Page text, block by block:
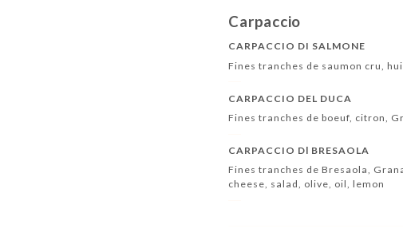
Carpaccio
CARPACCIO DI SALMONE
Fines tranches de saumon cru,
CARPACCIO DEL DUCA
Fines tranches de boeuf, citron,
CARPACCIO Dl BRESAOLA
Fines tranches de Bresaola,
cheese, salad, olive, oil, lemon